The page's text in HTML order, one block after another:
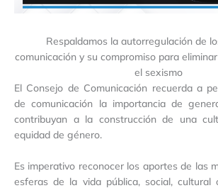
Respaldamos la autorregulación de
comunicación y su compromiso para
el sexismo
El Consejo de Comunicación recuerda a
de comunicación la importancia de
contribuyan a la construcción de una
equidad de género.
Es imperativo reconocer los aportes de las
esferas de la vida pública, social, cultural